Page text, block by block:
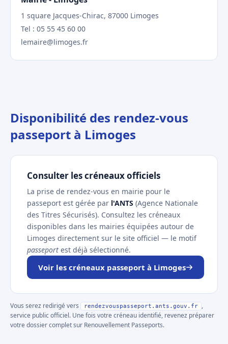
1 square Jacques-Chirac, 87000 Limoges
Tel : 05 55 45 60 00
lemaire@limoges.fr
Disponibilité des rendez-vous
passeport à Limoges
Consulter les créneaux officiels
La prise de rendez-vous en mairie pour le
passeport est gérée par l'ANTS (Agence Nationale
des Titres Sécurisés). Consultez les créneaux
disponibles dans les mairies équipées autour de
Limoges directement sur le site officiel — le motif
passeport est déjà sélectionné.
Voir les créneaux passeport à Limoges
Vous serez redirigé vers rendezvouspasseport.ants.gouv.fr
,
service public officiel. Une fois votre créneau identifié, revenez préparer
votre dossier complet sur Renouvellement Passeports.